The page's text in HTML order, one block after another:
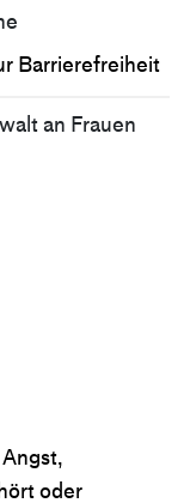
Barrierefreiheit
an Frauen
oder